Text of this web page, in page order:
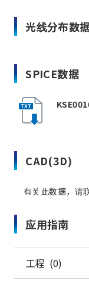
光线分布数
SPICE数据
CAD(3D)
有关此数据，请
应用指南
工程 (0)